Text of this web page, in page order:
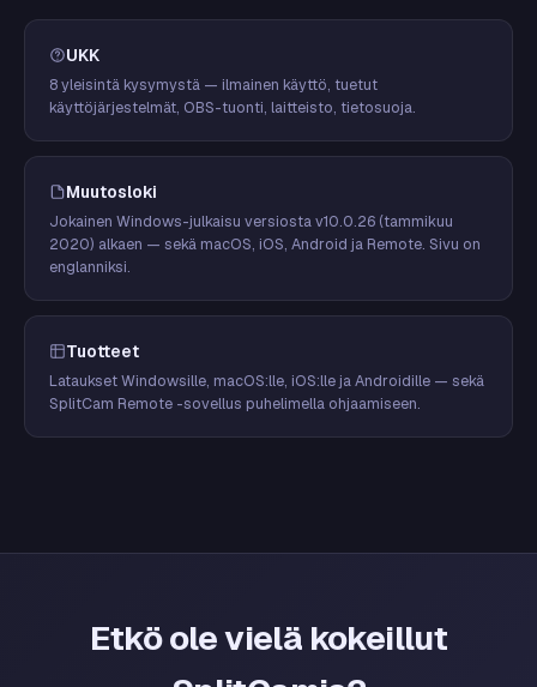
UKK
8 yleisintä kysymystä — ilmainen käyttö, tuetut
käyttöjärjestelmät, OBS-tuonti, laitteisto, tietosuoja.
Muutosloki
Jokainen Windows-julkaisu versiosta v10.0.26 (tammikuu
2020) alkaen — sekä macOS, iOS, Android ja Remote. Sivu on
englanniksi.
Tuotteet
Lataukset Windowsille, macOS:lle, iOS:lle ja Androidille — sekä
SplitCam Remote -sovellus puhelimella ohjaamiseen.
Etkö ole vielä kokeillut